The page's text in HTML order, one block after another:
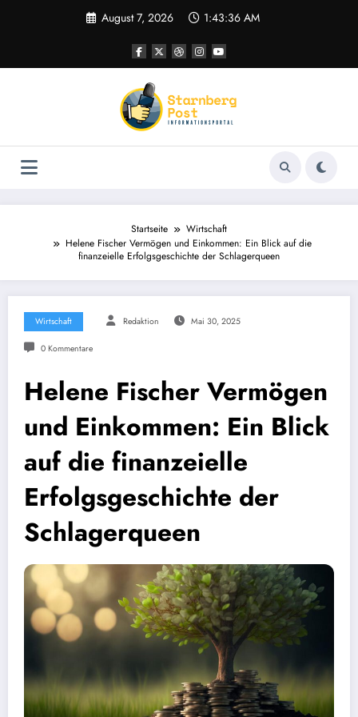
August 7, 2026 1:43:37 AM
Startseite
Wirtschaft
Helene Fischer Vermögen und Einkommen: Ein Blick auf die
finanzeielle Erfolgsgeschichte der Schlagerqueen
Wirtschaft Redaktion Mai 30, 2025
0 Kommentare
Helene Fischer Vermögen
und Einkommen: Ein Blick
auf die finanzeielle
Erfolgsgeschichte der
Schlagerqueen